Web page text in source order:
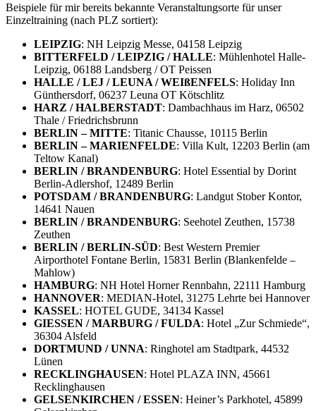
Beispiele für mir bereits bekannte Veranstaltungsorte für unser
Einzeltraining (nach PLZ sortiert):
LEIPZIG: NH Leipzig Messe, 04158 Leipzig
BITTERFELD / LEIPZIG / HALLE: Mühlenhotel Halle-
Leipzig, 06188 Landsberg / OT Peissen
HALLE / LEJ / LEUNA / WEIßENFELS: Holiday Inn
Günthersdorf, 06237 Leuna OT Kötschlitz
HARZ / HALBERSTADT: Dambachhaus im Harz, 06502
Thale / Friedrichsbrunn
BERLIN – MITTE: Titanic Chausse, 10115 Berlin
BERLIN – MARIENFELDE: Villa Kult, 12203 Berlin (am
Teltow Kanal)
BERLIN / BRANDENBURG: Hotel Essential by Dorint
Berlin-Adlershof, 12489 Berlin
POTSDAM / BRANDENBURG: Landgut Stober Kontor,
14641 Nauen
BERLIN / BRANDENBURG: Seehotel Zeuthen, 15738
Zeuthen
BERLIN / BERLIN-SÜD: Best Western Premier
Airporthotel Fontane Berlin, 15831 Berlin (Blankenfelde –
Mahlow)
HAMBURG: NH Hotel Horner Rennbahn, 22111 Hamburg
HANNOVER: MEDIAN-Hotel, 31275 Lehrte bei Hannover
KASSEL: HOTEL GUDE, 34134 Kassel
GIESSEN / MARBURG / FULDA: Hotel „Zur Schmiede“,
36304 Alsfeld
DORTMUND / UNNA: Ringhotel am Stadtpark, 44532
Lünen
RECKLINGHAUSEN: Hotel PLAZA INN, 45661
Recklinghausen
GELSENKIRCHEN / ESSEN: Heiner’s Parkhotel, 45899